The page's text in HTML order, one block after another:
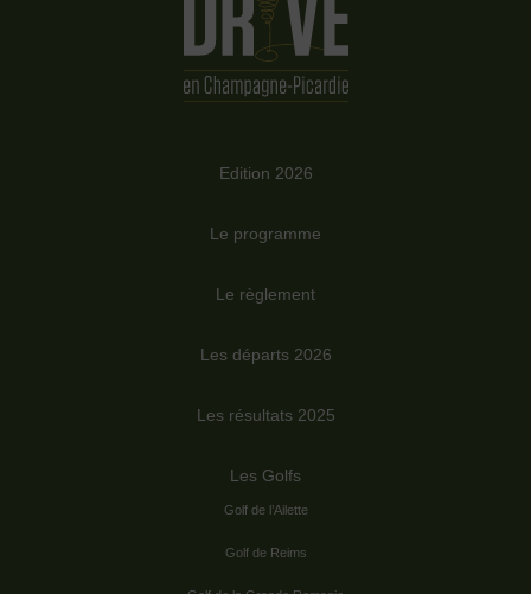
Edition 2026
Le programme
Le règlement
Les départs 2026
Les résultats 2025
Les Golfs
Golf de l’Ailette
Golf de Reims